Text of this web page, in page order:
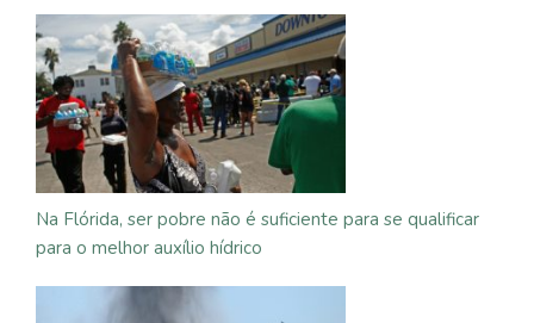
Na Flórida, ser pobre não é suficiente para se qualificar
para o melhor auxílio hídrico